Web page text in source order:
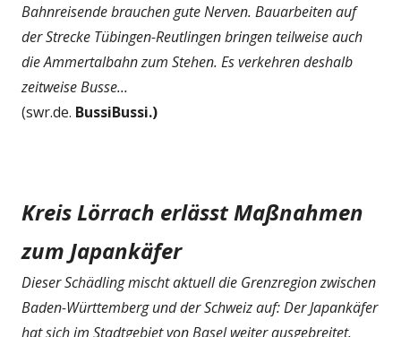
Bahnreisende brauchen gute Nerven. Bauarbeiten auf
der Strecke Tübingen-Reutlingen bringen teilweise auch
die Ammertalbahn zum Stehen. Es verkehren deshalb
zeitweise Busse...
(swr.de. BussiBussi.)
Kreis Lörrach erlässt Maßnahmen
zum Japankäfer
Dieser Schädling mischt aktuell die Grenzregion zwischen
Baden-Württemberg und der Schweiz auf: Der Japankäfer
hat sich im Stadtgebiet von Basel weiter ausgebreitet.